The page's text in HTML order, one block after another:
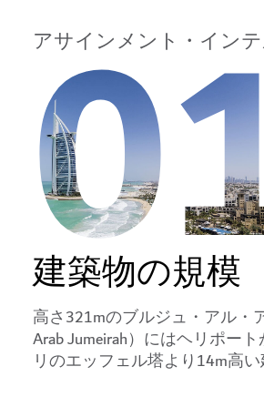
アサインメント・イン
建築物の規模
高さ321mのブルジュ・アル・
Arab Jumeirah）にはヘリポー
リのエッフェル塔より14m高い